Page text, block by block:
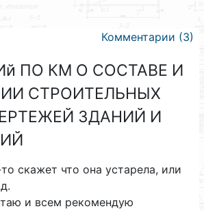
Комментарии (3)
ПО КМ О СОСТАВЕ И
СТРОИТЕЛЬНЫХ
ЗДАНИЙ И
скажет что она устарела, или
и всем рекомендую